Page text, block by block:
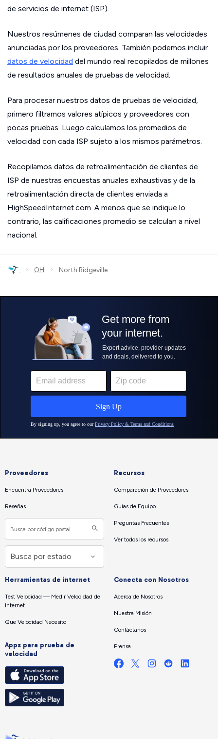
de servicios de internet (ISP).
Nuestros resúmenes de ciudad comparan las velocidades
anunciadas por los proveedores. También podemos incluir
datos de velocidad del mundo real recopilados de millones
de resultados anuales de pruebas de velocidad.
Para procesar nuestros datos de pruebas de velocidad,
primero filtramos valores atípicos y proveedores con
pocas pruebas. Luego calculamos los promedios de
velocidad con cada ISP sujeto a los mismos parámetros.
Recopilamos datos de retroalimentación de clientes de
ISP de nuestras encuestas anuales exhaustivas y de la
retroalimentación directa de clientes enviada a
HighSpeedInternet.com. A menos que se indique lo
contrario, las calificaciones promedio se calculan a nivel
nacional.
› OH › North Ridgeville
Proveedores
Encuentra Proveedores
Reseñas
Recursos
Comparación de Proveedores
Guías de Equipo
Preguntas Frecuentes
Ver todos los recursos
Herramientas de internet
Test Velocidad — Medir Velocidad de
Internet
Que Velocidad Necesito
Apps para prueba de
velocidad
Conecta con Nosotros
Acerca de Nosotros
Nuestra Misión
Contáctanos
Prensa